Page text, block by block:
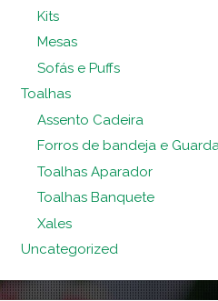
Kits
Mesas
Sofás e Puffs
Toalhas
Assento Cadeira
Forros de bandeja e
Toalhas Aparador
Toalhas Banquete
Xales
Uncategorized